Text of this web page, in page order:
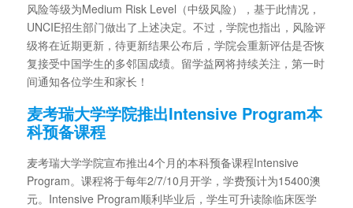
风险等级为Medium Risk Level（中级风险），基于此情况，
UNCIE招生部门做出了上述决定。不过，学院也指出，风险评
级将在近期更新，待更新结果公布后，学院会重新评估是否恢
复接受中国学生的多邻国成绩。留学益网将持续关注，第一时
间通知各位学生和家长！
麦考瑞大学学院推出Intensive Program本
科预备课程
麦考瑞大学学院宣布推出4个月的本科预备课程Intensive
Program。课程将于每年2/7/10月开学，学费预计为15400澳
元。Intensive Program顺利毕业后，学生可升读除临床医学